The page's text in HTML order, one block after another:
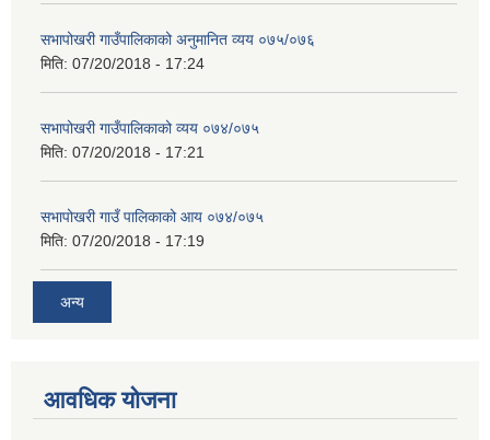
सभापोखरी गाउँपालिकाको अनुमानित व्यय ०७५/०७६
मिति: 07/20/2018 - 17:24
सभापोखरी गाउँपालिकाको व्यय ०७४/०७५
मिति: 07/20/2018 - 17:21
सभापोखरी गाउँ पालिकाको आय ०७४/०७५
मिति: 07/20/2018 - 17:19
अन्य
आवधिक योजना